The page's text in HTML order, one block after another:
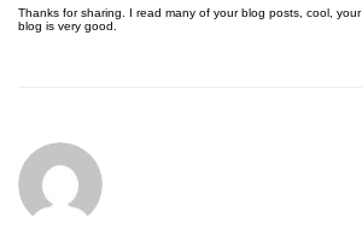
Thanks for sharing. I read many of your blog posts, cool, your
blog is very good.